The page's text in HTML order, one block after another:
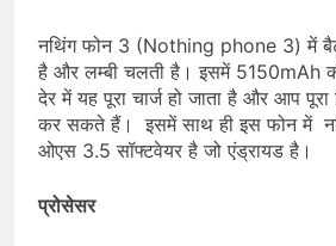
नथिंग फोन 3 (Nothing phone 3) में
है और लम्बी चलती है। इसमें 5150mAh
देर में यह पूरा चार्ज हो जाता है और आप
कर सकते हैं। इसमें साथ ही इस फोन में
ओएस 3.5 सॉफ्टवेयर है जो एंड्रायड है।
प्रोसेसर